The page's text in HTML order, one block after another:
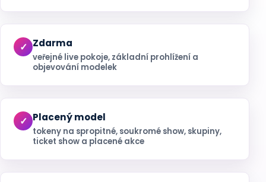
Zdarma
veřejné live pokoje, základní prohlížení a
objevování modelek
Placený model
tokeny na spropitné, soukromé show, skupiny,
ticket show a placené akce